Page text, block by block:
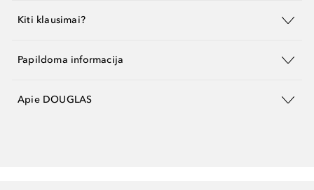
Kiti klausimai?
Papildoma informacija
Apie DOUGLAS